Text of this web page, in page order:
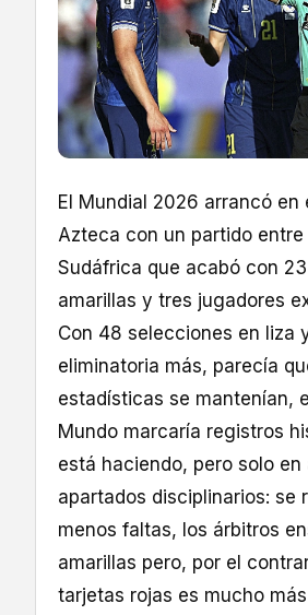
El Mundial 2026 arrancó en
Azteca con un partido
Sudáfrica que acabó con
amarillas y tres jugadores
Con 48 selecciones en liza
eliminatoria más, parecía
estadísticas se mantenían,
Mundo marcaría registros
está haciendo, pero solo en
apartados disciplinarios: se
menos faltas, los árbitros
amarillas pero, por el
tarjetas rojas es mucho